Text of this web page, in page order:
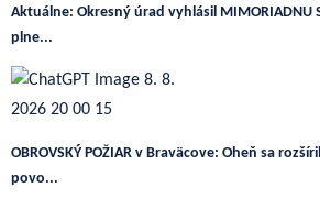
Aktuálne: Okresný úrad vyhlásil MIMORIADNU
plne...
OBROVSKÝ POŽIAR v Braväcove: Oheň sa
povo...